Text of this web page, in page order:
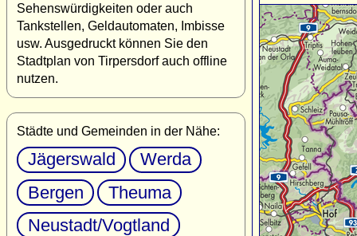
Sehenswürdigkeiten oder auch
Tankstellen, Geldautomaten, Imbisse
usw. Ausgedruckt können Sie den
Stadtplan von Tirpersdorf auch offline
nutzen.
Städte und Gemeinden in der Nähe:
Jägerswald
Werda
Bergen
Theuma
Neustadt/Vogtland